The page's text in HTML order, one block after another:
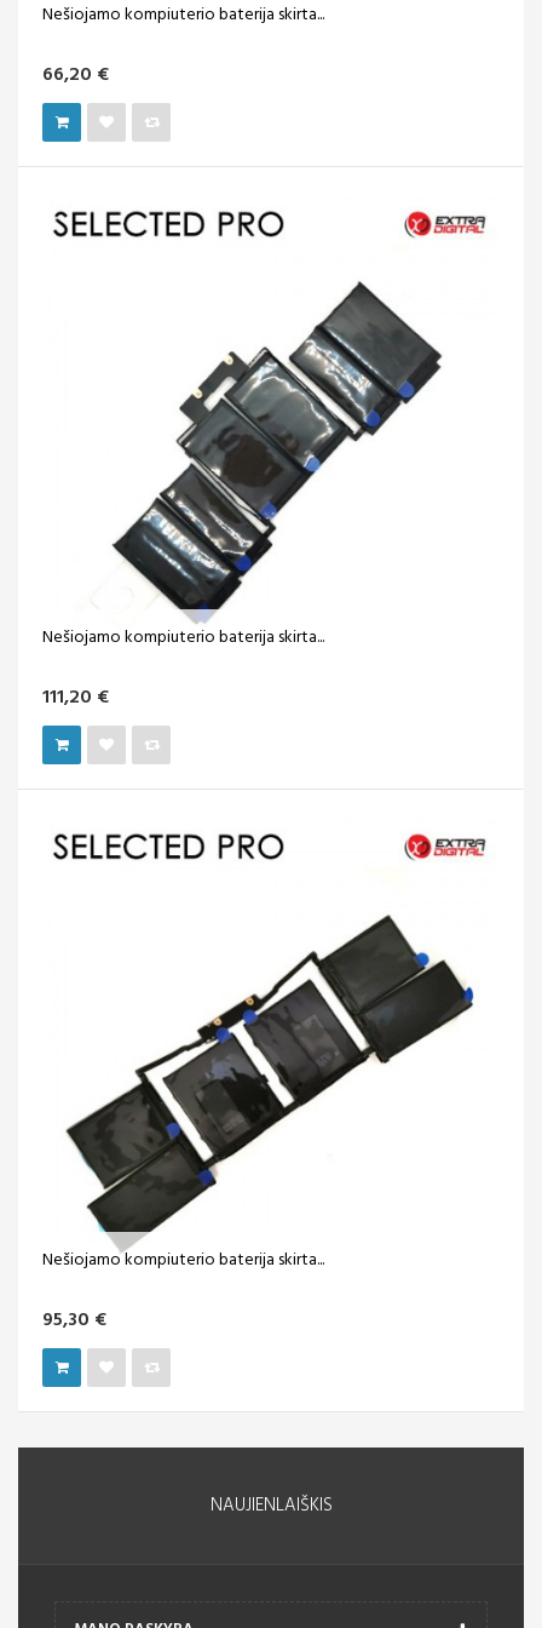
Nešiojamo kompiuterio baterija skirta...
66,20 €
Nešiojamo kompiuterio baterija skirta...
111,20 €
Nešiojamo kompiuterio baterija skirta...
95,30 €
NAUJIENLAIŠKIS